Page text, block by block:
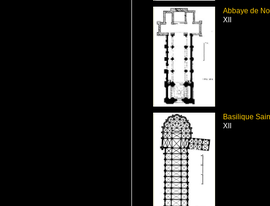
Abbaye de
XII
Basilique
XII